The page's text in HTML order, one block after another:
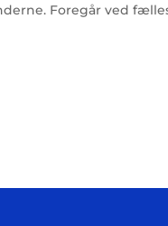
Foregår ved